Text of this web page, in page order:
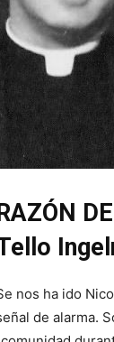
nos ha ido
de alarma.